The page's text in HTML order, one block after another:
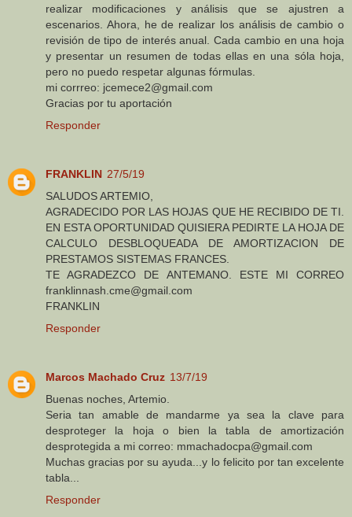
realizar modificaciones y análisis que se ajustren a
escenarios. Ahora, he de realizar los análisis de cambio o
revisión de tipo de interés anual. Cada cambio en una hoja
y presentar un resumen de todas ellas en una sóla hoja,
pero no puedo respetar algunas fórmulas.
mi corrreo: jcemece2@gmail.com
Gracias por tu aportación
Responder
FRANKLIN 27/5/19
SALUDOS ARTEMIO,
AGRADECIDO POR LAS HOJAS QUE HE RECIBIDO DE TI.
EN ESTA OPORTUNIDAD QUISIERA PEDIRTE LA HOJA DE
CALCULO DESBLOQUEADA DE AMORTIZACION DE
PRESTAMOS SISTEMAS FRANCES.
TE AGRADEZCO DE ANTEMANO. ESTE MI CORREO
franklinnash.cme@gmail.com
FRANKLIN
Responder
Marcos Machado Cruz 13/7/19
Buenas noches, Artemio.
Seria tan amable de mandarme ya sea la clave para
desproteger la hoja o bien la tabla de amortización
desprotegida a mi correo: mmachadocpa@gmail.com
Muchas gracias por su ayuda...y lo felicito por tan excelente
tabla...
Responder